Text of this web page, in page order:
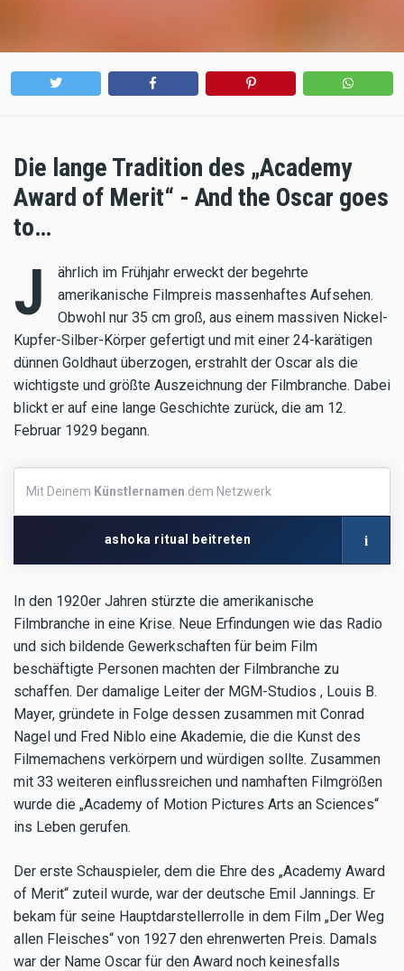
Die lange Tradition des „Academy
Award of Merit“ - And the Oscar goes
to…
J
ährlich im Frühjahr erweckt der begehrte
amerikanische Filmpreis massenhaftes Aufsehen.
Obwohl nur 35 cm groß, aus einem massiven Nickel-
Kupfer-Silber-Körper gefertigt und mit einer 24-karätigen
dünnen Goldhaut überzogen, erstrahlt der Oscar als die
wichtigste und größte Auszeichnung der Filmbranche. Dabei
blickt er auf eine lange Geschichte zurück, die am 12.
Februar 1929 begann.
Deinem
Künstlernamen
Mit Deinem Künstlernamen dem Netzwerk
ashoka ritual beitreten i
In den 1920er Jahren stürzte die amerikanische
Filmbranche in eine Krise. Neue Erfindungen wie das Radio
und sich bildende Gewerkschaften für beim Film
beschäftigte Personen machten der Filmbranche zu
schaffen. Der damalige Leiter der MGM-Studios , Louis B.
Mayer, gründete in Folge dessen zusammen mit Conrad
Nagel und Fred Niblo eine Akademie, die die Kunst des
Filmemachens verkörpern und würdigen sollte. Zusammen
mit 33 weiteren einflussreichen und namhaften Filmgrößen
wurde die „Academy of Motion Pictures Arts an Sciences“
ins Leben gerufen.
Der erste Schauspieler, dem die Ehre des „Academy Award
of Merit“ zuteil wurde, war der deutsche Emil Jannings. Er
bekam für seine Hauptdarstellerrolle in dem Film „Der Weg
allen Fleisches“ von 1927 den ehrenwerten Preis. Damals
war der Name Oscar für den Award noch keinesfalls